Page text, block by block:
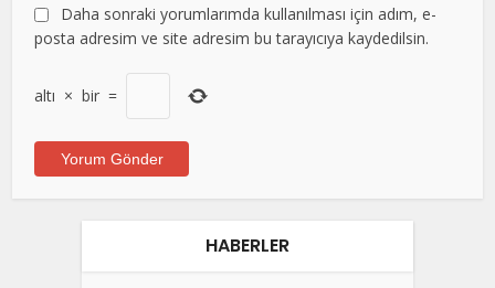
Daha sonraki yorumlarımda kullanılması için adım, e-
posta adresim ve site adresim bu tarayıcıya kaydedilsin.
altı × bir =
HABERLER